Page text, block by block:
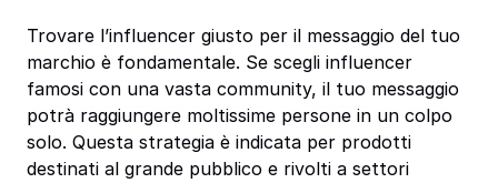
Trovare l’influencer giusto per il messaggio del tuo
marchio è fondamentale. Se scegli influencer
famosi con una vasta community, il tuo messaggio
potrà raggiungere moltissime persone in un colpo
solo. Questa strategia è indicata per prodotti
destinati al grande pubblico e rivolti a settori